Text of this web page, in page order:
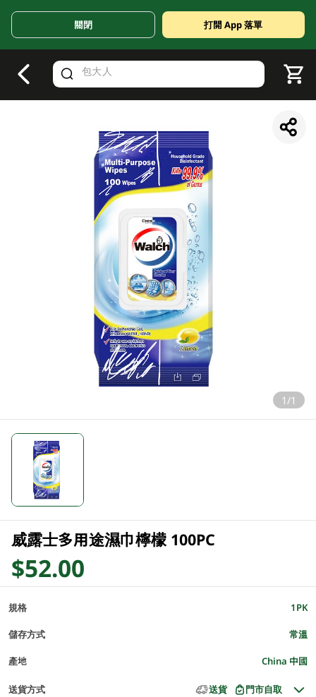
Valid Until 30 June 2026
關閉 打開 App 落單
1/1
威露士多用途濕巾檸檬 100PC
$52.00
規格 1PK
儲存方式 常溫
產地 China 中國
送貨方式 送貨 門市自取